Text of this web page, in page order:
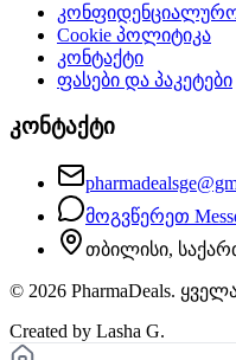
Cookie პოლიტიკა
კონტაქტი
ფასები და პაკეტები
კონტაქტი
მოგვწერეთ
თბილისი,
© 2026 PharmaDeals.
Created by Lasha G.